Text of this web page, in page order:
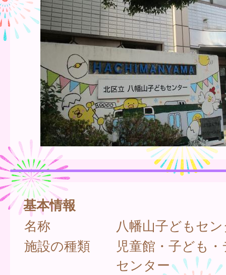
基本情報
名称
八幡山子どもセ
施設の種類
児童館・子ども
センター